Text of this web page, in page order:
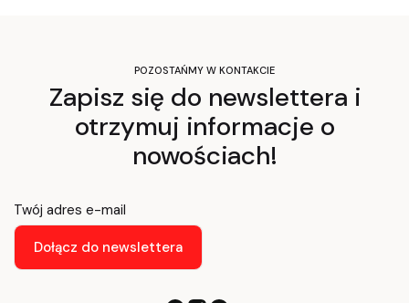
POZOSTAŃMY W KONTAKCIE
Zapisz się do newslettera i
otrzymuj informacje o
nowościach!
Twój adres e-mail
Dołącz do newslettera